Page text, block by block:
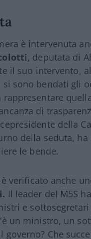
è intervenuta
deputata di
il suo intervento,
sono bendati gli
di
della
della seduta, ha
le bende.
verificato anche
Il leader del M5S
e
un ministro, un
governo? Che